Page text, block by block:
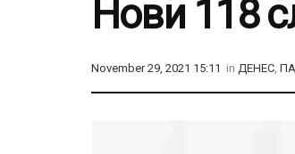
Нови 118
November 29, 2021 15:11 in ДЕНЕС,